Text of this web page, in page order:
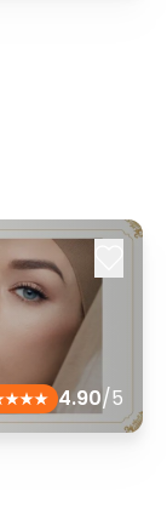
4.90/5